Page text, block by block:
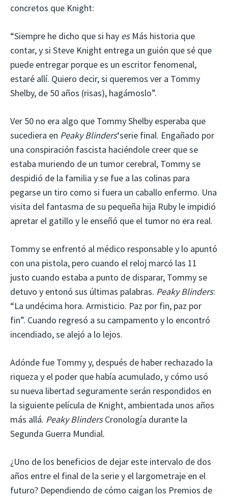
concretos que Knight:
“Siempre he dicho que si hay esMás historia que
contar, y si Steve Knight entrega un guión que sé que
puede entregar porque es un escritor fenomenal,
estaré allí. Quiero decir, si queremos ver a Tommy
Shelby, de 50 años (risas), hagámoslo”.
Ver 50 no era algo que Tommy Shelby esperaba que
sucediera en Peaky Blinders‘serie final. Engañado por
una conspiración fascista haciéndole creer que se
estaba muriendo de un tumor cerebral, Tommy se
despidió de la familia y se fue a las colinas para
pegarse un tiro como si fuera un caballo enfermo. Una
visita del fantasma de su pequeña hija Ruby le impidió
apretar el gatillo y le enseñó que el tumor no era real.
Tommy se enfrentó al médico responsable y lo apuntó
con una pistola, pero cuando el reloj marcó las 11
justo cuando estaba a punto de disparar, Tommy se
detuvo y entonó sus últimas palabras. Peaky Blinders:
“La undécima hora. Armisticio. Paz por fin, paz por
fin”. Cuando regresó a su campamento y lo encontró
incendiado, se alejó a lo lejos.
Adónde fue Tommy y, después de haber rechazado la
riqueza y el poder que había acumulado, y cómo usó
su nueva libertad seguramente serán respondidos en
la siguiente película de Knight, ambientada unos años
más allá. Peaky BlindersCronología durante la
Segunda Guerra Mundial.
¿Uno de los beneficios de dejar este intervalo de dos
años entre el final de la serie y el largometraje en el
futuro? Dependiendo de cómo caigan los Premios de